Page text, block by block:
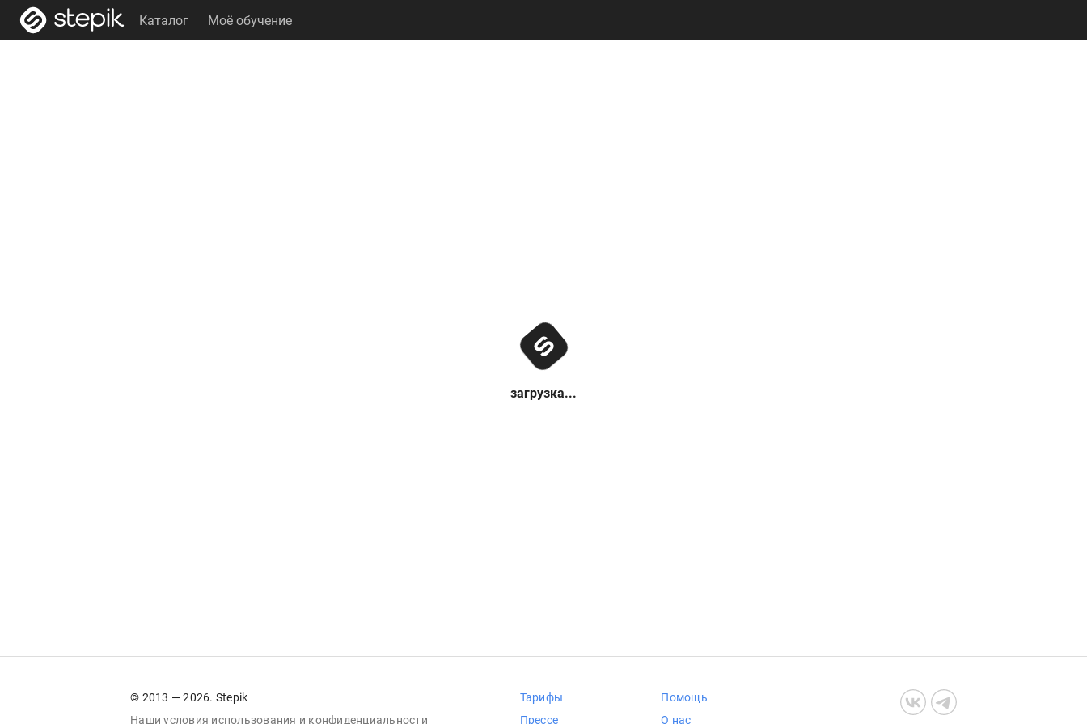
Каталог Моё обучение
загрузка...
© 2013 — 2026. Stepik
Наши условия использования и конфиденциальности
Тарифы
Прессе
Помощь
О нас